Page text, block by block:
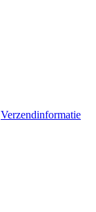
Verzendinformatie